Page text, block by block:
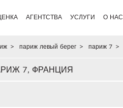
АГЕНТСТВА УСЛУГИ О НАС
> париж левый берег > париж 7 >
7, ФРАНЦИЯ